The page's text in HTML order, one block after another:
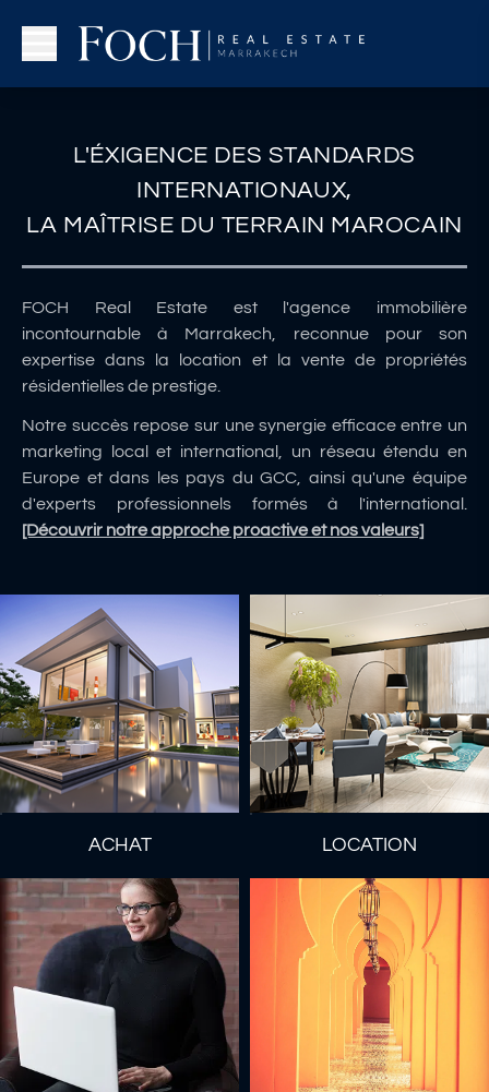
S'établir & Investir
Notre Expertise.
L'ÉXIGENCE DES STANDARDS
INTERNATIONAUX,
LA MAÎTRISE DU TERRAIN MAROCAIN
FOCH Real Estate est l'agence immobilière
incontournable à Marrakech, reconnue pour son
expertise dans la location et la vente de propriétés
résidentielles de prestige.
Notre succès repose sur une synergie efficace entre un
marketing local et international, un réseau étendu en
Europe et dans les pays du GCC, ainsi qu'une équipe
d'experts professionnels formés à l'international.
[Découvrir notre approche proactive et nos valeurs]
ACHAT LOCATION